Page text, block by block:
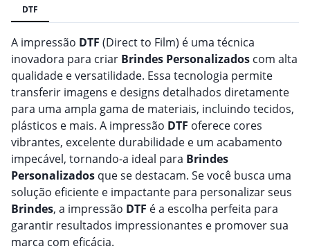
DTF
A impressão DTF (Direct to Film) é uma técnica
inovadora para criar Brindes Personalizados com alta
qualidade e versatilidade. Essa tecnologia permite
transferir imagens e designs detalhados diretamente
para uma ampla gama de materiais, incluindo tecidos,
plásticos e mais. A impressão DTF oferece cores
vibrantes, excelente durabilidade e um acabamento
impecável, tornando-a ideal para Brindes
Personalizados que se destacam. Se você busca uma
solução eficiente e impactante para personalizar seus
Brindes, a impressão DTF é a escolha perfeita para
garantir resultados impressionantes e promover sua
marca com eficácia.